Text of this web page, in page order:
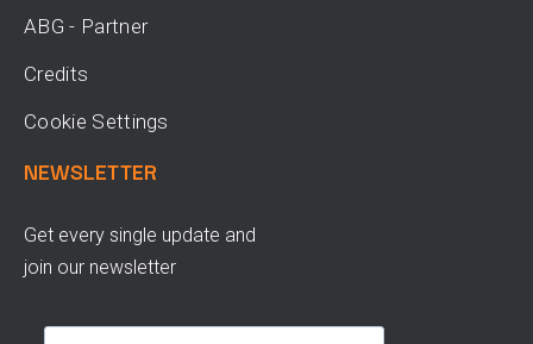
ABG - Partner
Credits
Cookie Settings
NEWSLETTER
Get every single update and
join our newsletter